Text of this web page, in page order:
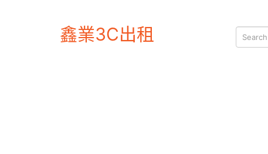
鑫業3C出租